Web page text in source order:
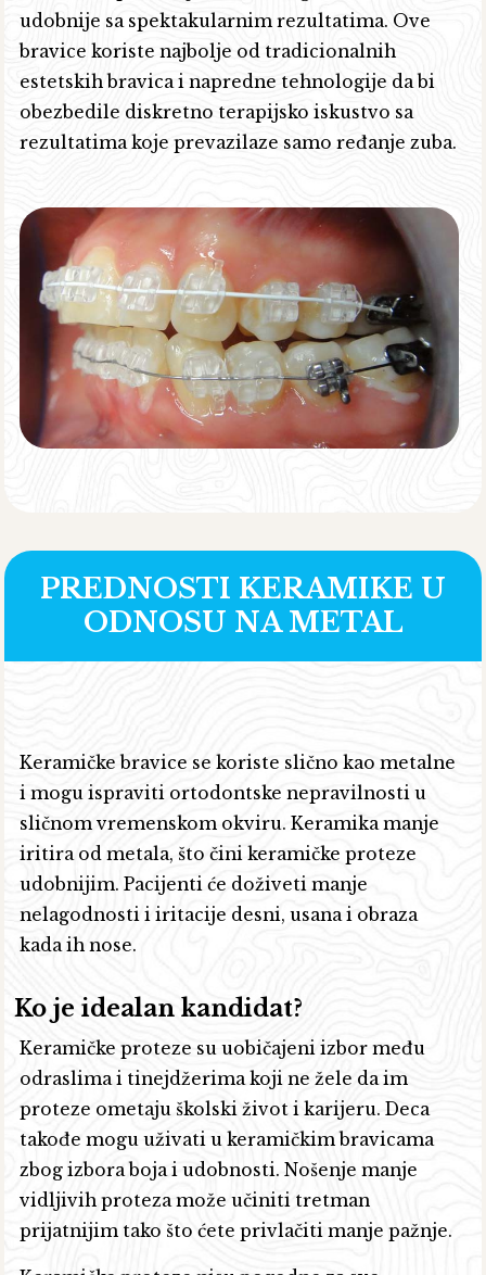
udobnije sa spektakularnim rezultatima. Ove
bravice koriste najbolje od tradicionalnih
estetskih bravica i napredne tehnologije da bi
obezbedile diskretno terapijsko iskustvo sa
rezultatima koje prevazilaze samo ređanje zuba.
PREDNOSTI KERAMIKE U
ODNOSU NA METAL
Keramičke bravice se koriste slično kao metalne
i mogu ispraviti ortodontske nepravilnosti u
sličnom vremenskom okviru. Keramika manje
iritira od metala, što čini keramičke proteze
udobnijim. Pacijenti će doživeti manje
nelagodnosti i iritacije desni, usana i obraza
kada ih nose.
Ko je idealan kandidat?
Keramičke proteze su uobičajeni izbor među
odraslima i tinejdžerima koji ne žele da im
proteze ometaju školski život i karijeru. Deca
takođe mogu uživati u keramičkim bravicama
zbog izbora boja i udobnosti. Nošenje manje
vidljivih proteza može učiniti tretman
prijatnijim tako što ćete privlačiti manje pažnje.